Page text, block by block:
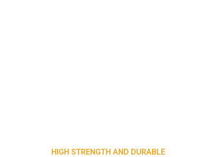
HIGH STRENGTH AND DURABLE